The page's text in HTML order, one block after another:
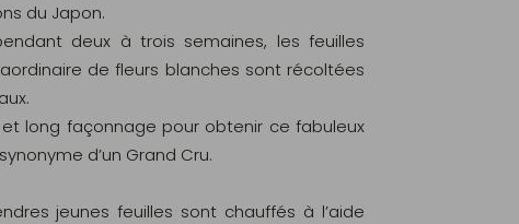
du Japon.
deux à trois semaines, les feuilles
de fleurs blanches sont récoltées
long façonnage pour obtenir ce fabuleux
d’un Grand Cru.
jeunes feuilles sont chauffés à l’aide